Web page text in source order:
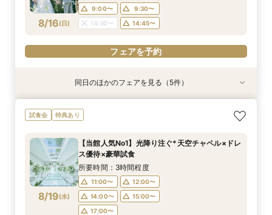
18:00〜
18:00〜
18:00〜
18:00〜
18:00〜
8/16(日)
9:00〜
9:30〜
14:30〜
14:45〜
フェアを予約
特典あり 動画あり
8/16(日 )
【10名～貸切可】絶品フレンチ試食付*挙式×会
食プラン相談フェア
9:00〜
9:30〜
14:30〜
18:00〜
フェアを予約
特典あり
8/16(日 )
迷ったらこちら『徹底比較*2件目以降の方にオ
ススメ』見積もり相談会
9:00〜
14:30〜
14:45〜
18:00〜
フェアを予約
特典あり
8/16(日 )
【90分∼OK】〈2件目見学も◎〉豪華特典付*ク
イック相談会
9:00〜
14:30〜
14:45〜
18:00〜
フェアを予約
特典あり
8/16(日 )
【ペット婚に◎】大切なワンちゃんも一緒！貸切
会場で叶えよう
9:00〜
14:30〜
14:45〜
18:00〜
フェアを予約
特典あり
8/16(日 )
初見学でも安心◎「即決なし」アップ額が少ない
新プラン×試食付
9:00〜
14:30〜
14:45〜
18:00〜
フェアを予約
同日のほかのフェアを見る（5件）
試食会 特典あり
8/19(水)
【当館人気No1】光降り注ぐ*天空チャペル×ドレ
ス優待×豪華試食
所要時間：3時間程度
11:00〜
12:00〜
14:00〜
15:00〜
17:00〜